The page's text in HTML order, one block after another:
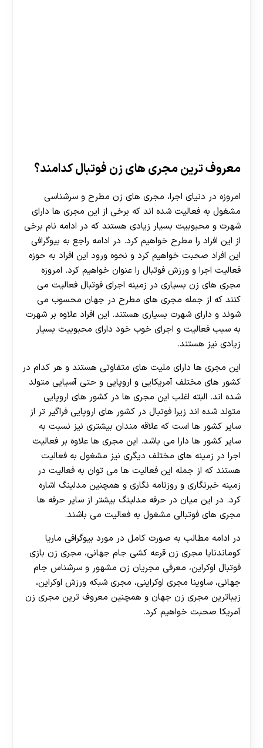
معروف ترین مجری های زن فوتبال کدامند؟
امروزه در دنیای اجرا، مجری های زن مطرح و سرشناسی
مشغول به فعالیت شده اند که برخی از این مجری ها دارای
شهرت و محبوبیت بسیار زیادی هستند که در ادامه نام برخی
از این افراد را مطرح خواهیم کرد. در ادامه راجع به بیوگرافی
این افراد صحبت خواهیم کرد و نحوه ورود این افراد به حوزه
فعالیت اجرا و ورزش فوتبال را عنوان خواهیم کرد. امروزه
مجری های زن بسیاری در زمینه اجرای فوتبال فعالیت می
کنند که از جمله مجری های مطرح در جهان محسوب می
شوند و دارای شهرت بسیاری هستند. این افراد علاوه بر شهرت
به سبب فعالیت و اجرای خوب خود دارای محبوبیت بسیار
زیادی نیز هستند.
این مجری ها دارای ملیت های متفاوتی هستند و هر کدام در
کشور های مختلف آمریکایی و اروپایی و حتی آسیایی متولد
شده اند. البته اغلب این مجری ها در کشور های اروپایی
متولد شده اند زيرا فوتبال در کشور های اروپایی فراگیر تر از
سایر کشور ها است که علاقه مندان بيشتری نیز نسبت به
سایر کشور ها دارا می باشد. این مجری ها علاوه بر فعالیت
اجرا در زمینه های مختلف دیگری نیز مشغول به فعالیت
هستند که از جمله این فعالیت ها می توان به فعالیت در
زمینه خبرنگاری و روزنامه نگاری و همچنین مدلینگ اشاره
کرد. در این میان در حرفه مدلینگ بیشتر از سایر حرفه ها
مجری های فوتبالی مشغول به فعالیت می باشند.
در ادامه مطالب به صورت کامل در مورد بیوگرافی ماریا
کوماندنایا مجری زن قرعه کشی جام جهانی، مجری زن بازی
فوتبال اوکراین، معرفی مجریان زن مشهور و سرشناس جام
جهانی، ساوینا مجری اوکراینی، مجری شبکه ورزش اوکراین،
زیباترین مجری زن جهان و همچنین معروف ترین مجری زن
آمریکا صحبت خواهیم کرد.